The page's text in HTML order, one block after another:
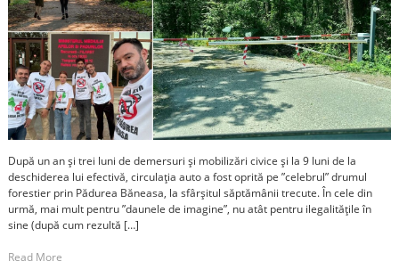
După un an și trei luni de demersuri și mobilizări civice și la 9 luni de la
deschiderea lui efectivă, circulația auto a fost oprită pe ”celebrul” drumul
forestier prin Pădurea Băneasa, la sfârșitul săptămânii trecute. În cele din
urmă, mai mult pentru ”daunele de imagine”, nu atât pentru ilegalitățile în
sine (după cum rezultă […]
Read More